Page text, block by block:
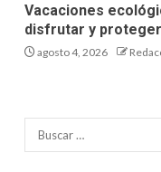
Vacaciones
disfrutar y
agosto 4, 2026